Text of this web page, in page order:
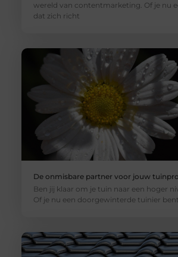
wereld van contentmarketing. Of je nu
dat zich richt
De onmisbare partner voor jouw
Ben jij klaar om je tuin naar een hoger
Of je nu een doorgewinterde tuinier